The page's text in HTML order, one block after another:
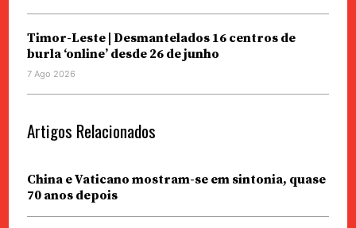
Timor-Leste | Desmantelados 16 centros de
burla ‘online’ desde 26 de junho
7 Ago 2026
Artigos Relacionados
China e Vaticano mostram-se em sintonia, quase
70 anos depois